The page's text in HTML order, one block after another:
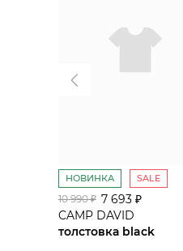
НОВИНКА SALE
10 990 ₽ 7 693 ₽
CAMP DAVID
толстовка black